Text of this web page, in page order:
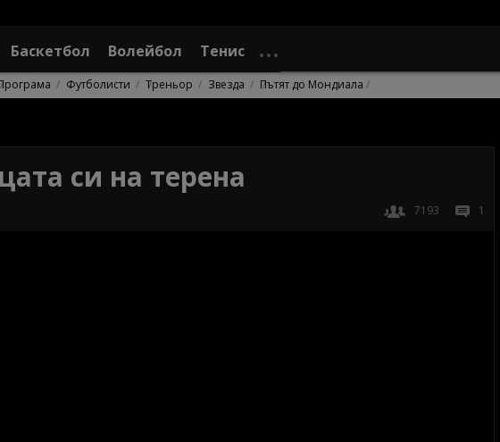
Баскетбол Волейбол Тенис
Футболисти Треньор Звезда Пътят до Мондиала
си на терена
7193 1